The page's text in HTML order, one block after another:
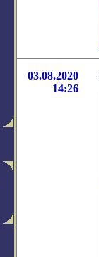
03.08.2020
14:26